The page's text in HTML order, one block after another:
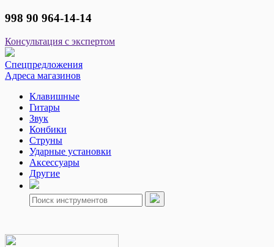
998 90 964-14-14
Консультация с экспертом
Спецпредложения
Адреса магазинов
Клавишные
Гитары
Звук
Конбики
Струны
Ударные установки
Аксессуары
Другие